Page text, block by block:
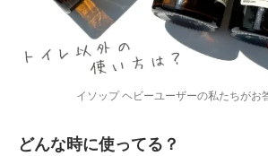
イソップ ヘビーユーザーの私たちがお
どんな時に使ってる？